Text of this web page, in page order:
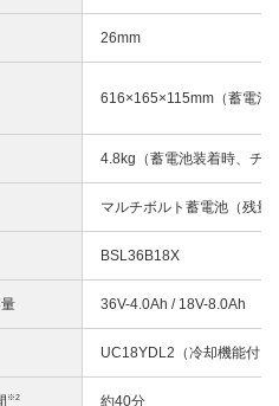
26mm
616×165×115mm（蓄電池
4.8kg（蓄電池装着時、チ
マルチボルト蓄電池（残量
BSL36B18X
36V-4.0Ah / 18V-8.0Ah
UC18YDL2（冷却機能付）
※2 約40分